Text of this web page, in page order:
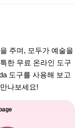
주며, 모두가 예술을
한 무료 온라인 도구
도구를 사용해 보고
나보세요!